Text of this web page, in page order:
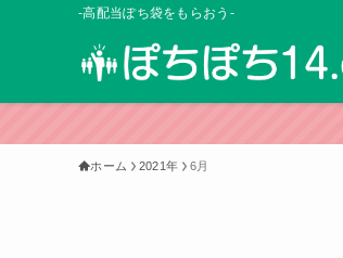
-高配当ぽち袋をもらおう-
ホーム 2021年 6月